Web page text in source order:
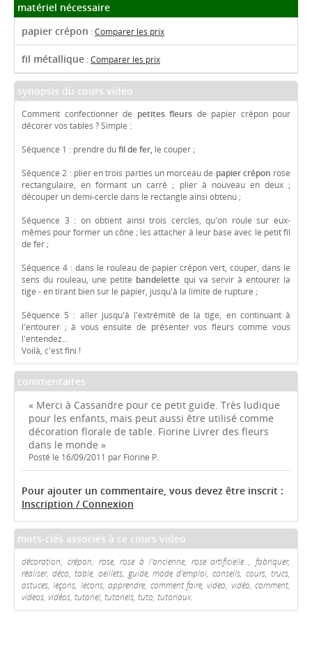
matériel nécessaire
papier crépon :Comparer les prix
fil métallique :Comparer les prix
synopsis du cours video
Comment confectionner de petites fleurs de papier crépon pour
décorer vos tables ? Simple :
Séquence 1 : prendre dufil de fer, le couper ;
Séquence 2 : plier en trois parties un morceau de papier crépon rose
rectangulaire, en formant un carré ; plier à nouveau en deux ;
découper un demi-cercle dans le rectangle ainsi obtenu ;
Séquence 3 : on obtient ainsi trois cercles, qu'on roule sur eux-
mêmes pour former un cône ; les attacher à leur base avec le petit fil
de fer ;
Séquence 4 : dans le rouleau de papier crépon vert, couper, dans le
sens du rouleau, une petite bandelette qui va servir à entourer la
tige - en tirant bien sur le papier, jusqu'à la limite de rupture ;
Séquence 5 : aller jusqu'à l'extrémité de la tige, en continuant à
l'entourer ; à vous ensuite de présenter vos fleurs comme vous
l'entendez...
Voilà, c'est fini !
commentaires
« Merci à Cassandre pour ce petit guide. Très ludique
pour les enfants, mais peut aussi être utilisé comme
décoration florale de table. Fiorine Livrer des fleurs
dans le monde »
Posté le 16/09/2011 par Fiorine P.
Pour ajouter un commentaire, vous devez être inscrit :
Inscription / Connexion
mots-clés associés à ce cours video
décoration, crépon, rose, rose à l'ancienne, rose artificielle , fabriquer,
réaliser, déco, table, oeillets, guide, mode d'emploi, conseils, cours, trucs,
astuces, leçons, lecons, apprendre, comment faire, video, vidéo, comment,
videos, vidéos, tutoriel, tutoriels, tuto, tutoriaux.